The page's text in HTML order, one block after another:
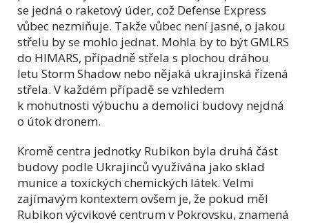
se jedná o raketový úder, což Defense Express
vůbec nezmiňuje. Takže vůbec není jasné, o jakou
střelu by se mohlo jednat. Mohla by to být GMLRS
do HIMARS, případně střela s plochou dráhou
letu Storm Shadow nebo nějaká ukrajinská řízená
střela. V každém případě se vzhledem
k mohutnosti výbuchu a demolici budovy nejdná
o útok dronem.
Kromě centra jednotky Rubikon byla druhá část
budovy podle Ukrajinců využívána jako sklad
munice a toxických chemických látek. Velmi
zajímavým kontextem ovšem je, že pokud měl
Rubikon výcvikové centrum v Pokrovsku, znamená